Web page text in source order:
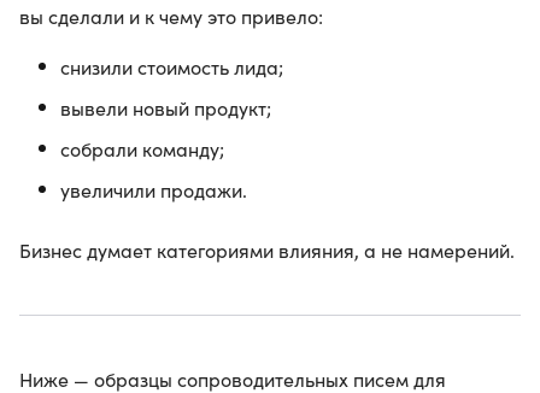
вы сделали и к чему это привело:
снизили стоимость лида;
вывели новый продукт;
собрали команду;
увеличили продажи.
Бизнес думает категориями влияния, а не намерений.
Ниже — образцы сопроводительных писем для